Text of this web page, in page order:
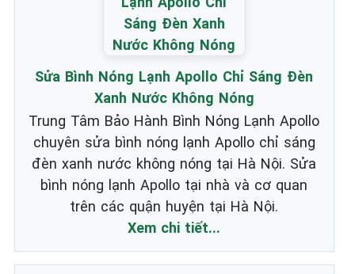
Sửa Bình Nóng Lạnh Apollo Chỉ Sáng Đèn
Xanh Nước Không Nóng
Trung Tâm Bảo Hành Bình Nóng Lạnh Apollo
chuyên sửa bình nóng lạnh Apollo chỉ sáng
đèn xanh nước không nóng tại Hà Nội. Sửa
bình nóng lạnh Apollo tại nhà và cơ quan
trên các quận huyện tại Hà Nội.
Xem chi tiết...